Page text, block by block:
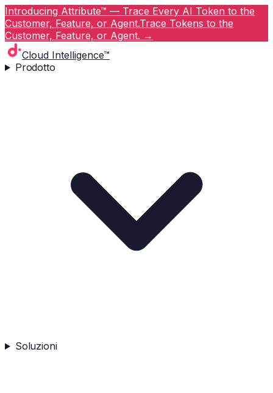
Introducing Attribute™ — Trace Every AI Token to the
Customer, Feature, or Agent.Trace Tokens to the
Customer, Feature, or Agent. →
Cloud Intelligence™
Prodotto
Soluzioni